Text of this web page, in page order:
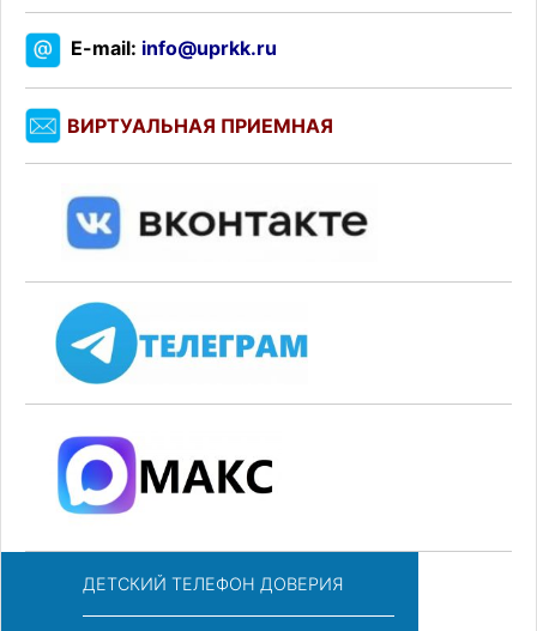
E-mail: info@uprkk.ru
ВИРТУАЛЬНАЯ ПРИЕМНАЯ
ДЕТСКИЙ ТЕЛЕФОН ДОВЕРИЯ